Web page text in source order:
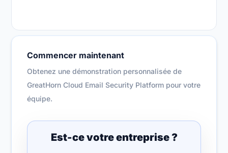
Commencer maintenant
Obtenez une démonstration personnalisée de
GreatHorn Cloud Email Security Platform pour votre
équipe.
Est-ce votre entreprise ?